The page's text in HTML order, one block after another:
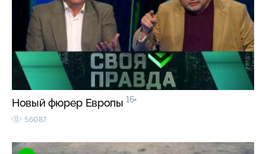
Новый фюрер Европы 16+
56087